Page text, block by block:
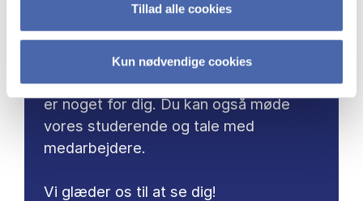
Tillad alle cookies
Kun nødvendige cookies
kandidatuddannelse i 2027?
Så kom med til Åbent Hus, hvor du kan
blive klogere på hvilke uddannelser, der
er noget for dig. Du kan også møde
vores studerende og tale med
medarbejdere.
Vi glæder os til at se dig!